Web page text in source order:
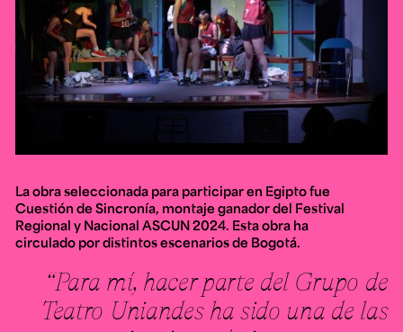
La obra seleccionada para participar en Egipto fue
Cuestión de Sincronía, montaje ganador del Festival
Regional y Nacional ASCUN 2024. Esta obra ha
circulado por distintos escenarios de Bogotá.
“Para mí, hacer parte del Grupo de
Teatro Uniandes ha sido una de las